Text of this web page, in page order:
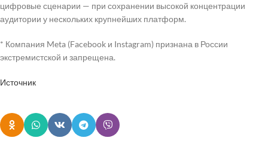
цифровые сценарии — при сохранении высокой концентрации
аудитории у нескольких крупнейших платформ.
* Компания Meta (Facebook и Instagram) признана в России
экстремистской и запрещена.
Источник